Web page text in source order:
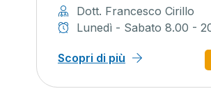
Dott. Francesco Cirillo
Lunedì - Sabato 8.00 -
Scopri di più